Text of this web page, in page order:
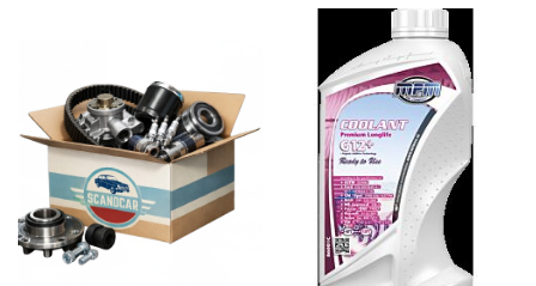
WUNSCHLISTE
HINZUFÜGEN
VERGLEICHSLISTE
HINZUFÜGEN